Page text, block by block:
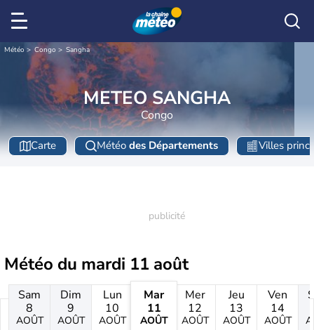
Météo Congo Sangha
METEO SANGHA
Congo
Carte Météo des Départements Villes
Météo du mardi 11 août
Sam
8
AOÛT
Dim
9
AOÛT
Lun
10
AOÛT
Mar
11
AOÛT
Mer
12
AOÛT
Jeu
13
AOÛT
Ven
14
AOÛT